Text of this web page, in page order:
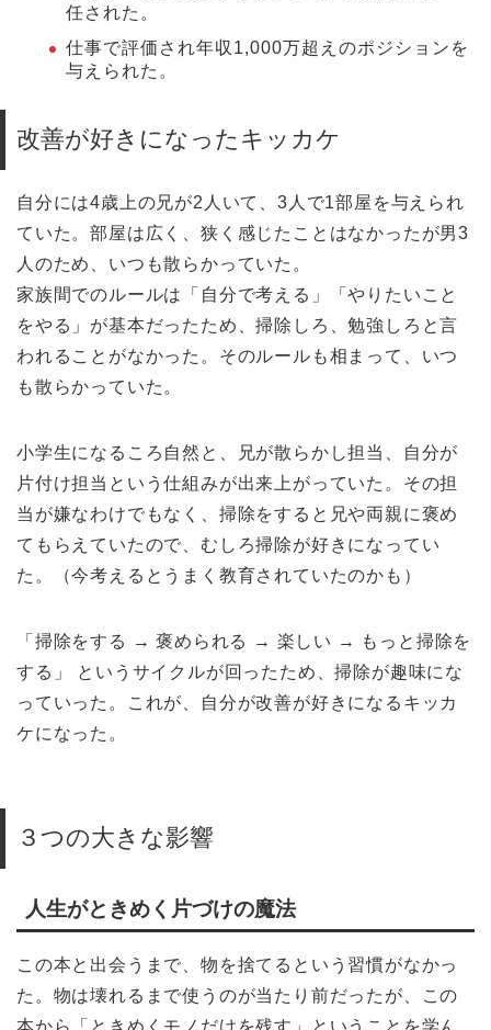
任された。
仕事で評価され年収1,000万超えのポジションを
与えられた。
改善が好きになったキッカケ
自分には4歳上の兄が2人いて、3人で1部屋を与えられ
ていた。部屋は広く、狭く感じたことはなかったが男3
人のため、いつも散らかっていた。
家族間でのルールは「自分で考える」「やりたいこと
をやる」が基本だったため、掃除しろ、勉強しろと言
われることがなかった。そのルールも相まって、いつ
も散らかっていた。
小学生になるころ自然と、兄が散らかし担当、自分が
片付け担当という仕組みが出来上がっていた。その担
当が嫌なわけでもなく、掃除をすると兄や両親に褒め
てもらえていたので、むしろ掃除が好きになってい
た。（今考えるとうまく教育されていたのかも）
「掃除をする → 褒められる → 楽しい → もっと掃除を
する」 というサイクルが回ったため、掃除が趣味にな
っていった。これが、自分が改善が好きになるキッカ
ケになった。
３つの大きな影響
人生がときめく片づけの魔法
この本と出会うまで、物を捨てるという習慣がなかっ
た。物は壊れるまで使うのが当たり前だったが、この
本から「ときめくモノだけを残す」ということを学ん